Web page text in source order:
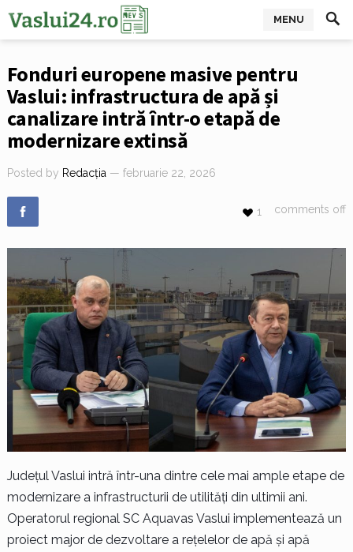
MENU
Fonduri europene masive pentru
Vaslui: infrastructura de apă și
canalizare intră într-o etapă de
modernizare extinsă
Posted by Redacția — februarie 22, 2026
comments off
1
Județul Vaslui intră într-una dintre cele mai ample etape de
modernizare a infrastructurii de utilități din ultimii ani.
Operatorul regional SC Aquavas Vaslui implementează un
proiect major de dezvoltare a rețelelor de apă și apă